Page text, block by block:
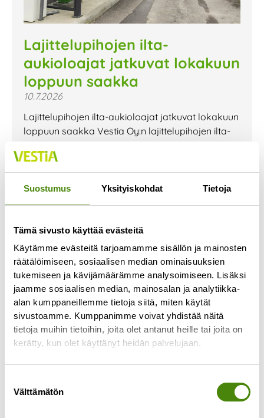
Suostumus Yksityiskohdat Tietoja
Tämä sivusto käyttää evästeitä
Käytämme evästeitä tarjoamamme sisällön ja mainosten
räätälöimiseen, sosiaalisen median ominaisuuksien
tukemiseen ja kävijämäärämme analysoimiseen. Lisäksi
jaamme sosiaalisen median, mainosalan ja analytiikka-
alan kumppaneillemme tietoja siitä, miten käytät
sivustoamme. Kumppanimme voivat yhdistää näitä
tietoja muihin tietoihin, joita olet antanut heille tai joita on
kerätty, kun olet käyttänyt heidän palvelujaan.
valinta
Välttämätön
Lajittelupihojen ilta-
aukioloajat jatkuvat lokakuun
loppuun saakka
10.7.2026
Lajittelupihojen ilta-aukioloajat jatkuvat lokakuun
loppuun saakka Vestia Oy:n lajittelupihojen ilta-
Jokaisella lajittelupihalla pääsee vähintään
kerran viikossa
Lue lisää »